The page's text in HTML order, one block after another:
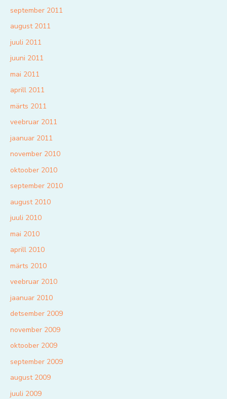
september 2011
august 2011
juuli 2011
juuni 2011
mai 2011
aprill 2011
märts 2011
veebruar 2011
jaanuar 2011
november 2010
oktoober 2010
september 2010
august 2010
juuli 2010
mai 2010
aprill 2010
märts 2010
veebruar 2010
jaanuar 2010
detsember 2009
november 2009
oktoober 2009
september 2009
august 2009
juuli 2009